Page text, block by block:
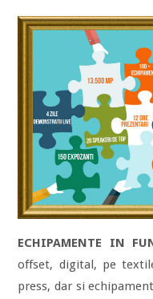
ECHIPAMENTE IN
offset, digital, pe
press, dar si